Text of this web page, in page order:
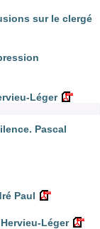
sur le clergé
Léger
Pascal
Paul
Léger